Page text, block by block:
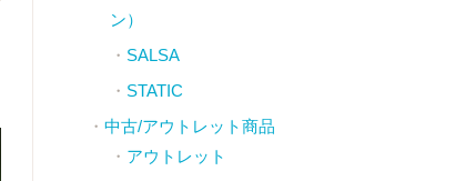
ン）
SALSA
STATIC
中古/アウトレット商品
アウトレット